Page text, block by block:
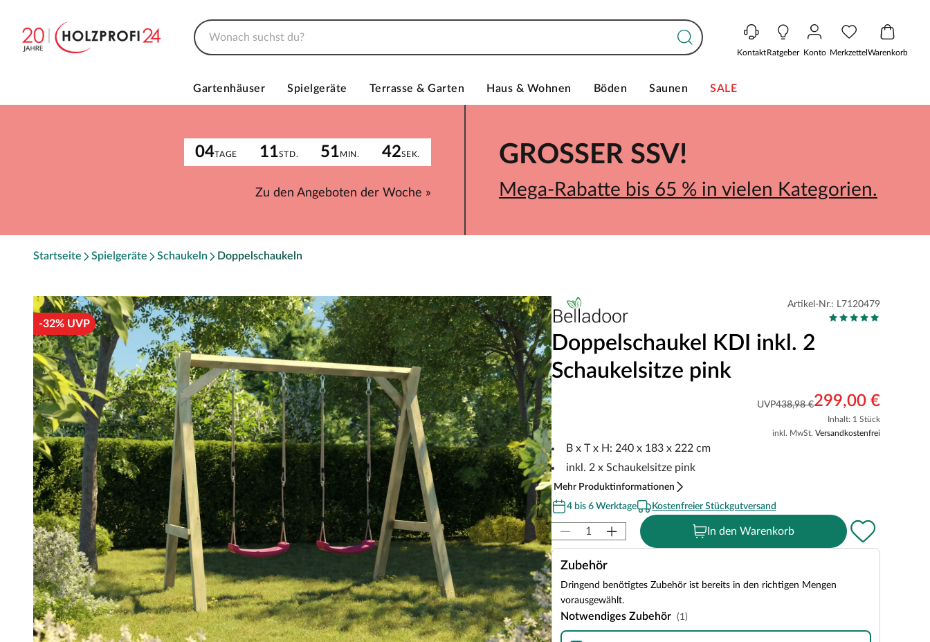
KontaktRatgeber Konto MerkzettelWarenkorb
Gartenhäuser Spielgeräte Terrasse & Garten Haus & Wohnen Böden Saunen SALE
04TAGE 11STD. 51MIN. 42SEK.
Zu den Angeboten der Woche »
GROSSER SSV!
Mega-Rabatte bis 65 % in vielen Kategorien.
Startseite Spielgeräte Schaukeln Doppelschaukeln
-32% UVP
Artikel-Nr.: L7120479
Doppelschaukel KDI inkl. 2
Schaukelsitze pink
UVP438,98 €299,00 €
Inhalt: 1 Stück
inkl. MwSt. Versandkostenfrei
B x T x H: 240 x 183 x 222 cm
inkl. 2 x Schaukelsitze pink
Mehr Produktinformationen
4 bis 6 Werktage
Kostenfreier Stückgutversand
In den Warenkorb
Zubehör
Dringend benötigtes Zubehör ist bereits in den richtigen Mengen
vorausgewählt.
Notwendiges Zubehör (1)